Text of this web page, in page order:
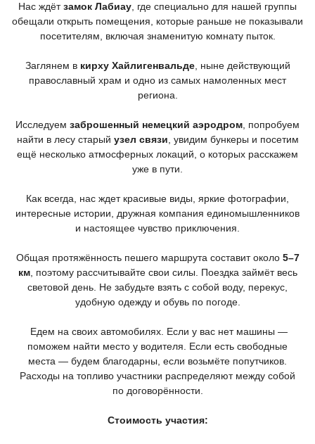
Нас ждётзамок Лабиау, где специально для нашей группы
обещали открыть помещения, которые раньше не показывали
посетителям, включая знаменитую комнату пыток.
Заглянем в кирху Хайлигенвальде, ныне действующий
православный храм и одно из самых намоленных мест
региона.
Исследуем заброшенный немецкий аэродром, попробуем
найти в лесу старый узел связи, увидим бункеры и посетим
ещё несколько атмосферных локаций, о которых расскажем
уже в пути.
Как всегда, нас ждет красивые виды, яркие фотографии,
интересные истории, дружная компания единомышленников
и настоящее чувство приключения.
Общая протяжённость пешего маршрута составит около 5–7
км, поэтому рассчитывайте свои силы. Поездка займёт весь
световой день. Не забудьте взять с собой воду, перекус,
удобную одежду и обувь по погоде.
Едем на своих автомобилях. Если у вас нет машины —
поможем найти место у водителя. Если есть свободные
места — будем благодарны, если возьмёте попутчиков.
Расходы на топливо участники распределяют между собой
по договорённости.
Стоимость участия: